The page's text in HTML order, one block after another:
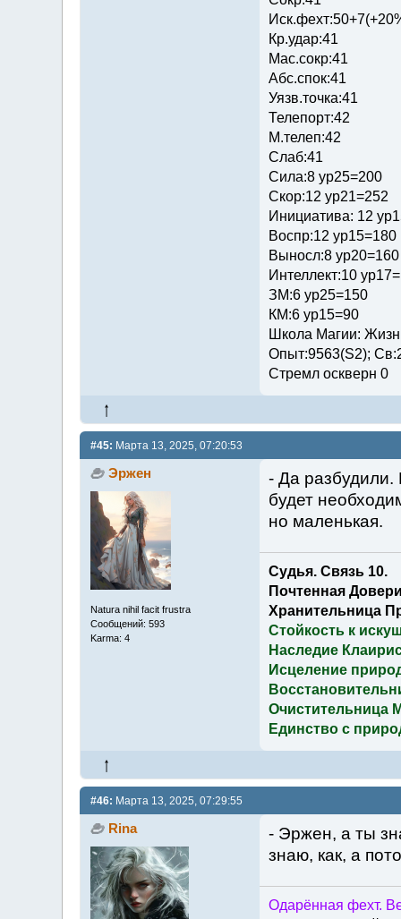
Кр.удар:41
Мас.сокр:41
Абс.спок:41
Уязв.точка:41
Телепорт:42
М.телеп:42
Слаб:41
Сила:8 ур25=200
Скор:12 ур21=252
Инициатива: 12
Воспр:12 ур15=180
Выносл:8 ур20=160
Интеллект:10
ЗМ:6 ур25=150
КМ:6 ур15=90
Школа Магии:
Опыт:9563(S2);
Стремл оскверн 0
#45: Марта 13, 2025, 07:20:53
Эржен
Natura nihil facit frustra
Сообщений: 593
Karma: 4
- Да
будет
но маленькая.
Судья. Связь 10.
Почтенная
Хранительница
Стойкость к
Наследие
Исцеление
Очистительница
Единство с
#46: Марта 13, 2025, 07:29:55
Rina
- Эржен, а ты
знаю, как, а
Одарённая фехт.